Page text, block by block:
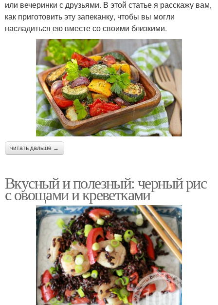
или вечеринки с друзьями. В этой статье я расскажу вам,
как приготовить эту запеканку, чтобы вы могли
насладиться ею вместе со своими близкими.
читать дальше →
Вкусный и полезный: черный рис
с овощами и креветками